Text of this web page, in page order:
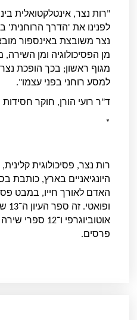
"רות נצר, אינטלקטואלית
לפנינו את 'הדרך
נצר משובצת באינספור
מן הפסיכולוגיה ומן
מגוף ראשון; בכך הופכת
למסע רוחני בפני עצמו".
ד"ר רועי הורן, חוקר חסידות
*
רות נצר, פסיכולוגית
היונגיאניים בארץ, כותבת
האדם לאורך חייו, במבט
אוטוביוגרפי
פרסים.